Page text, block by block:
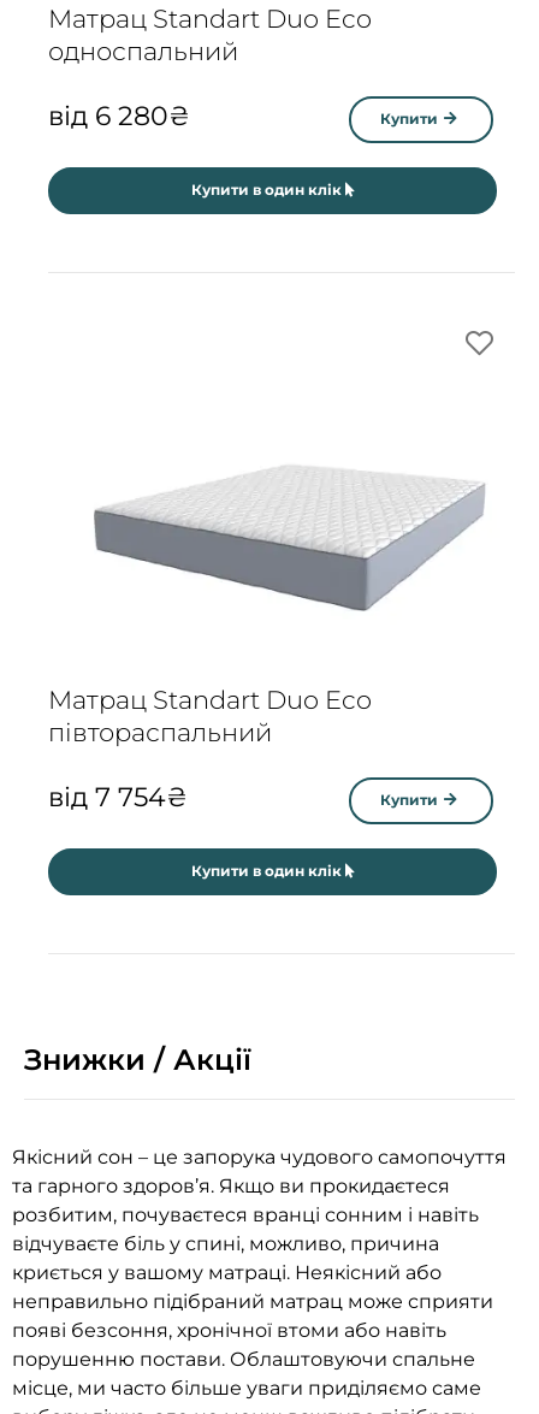
Матрац Standart Duo Eco
односпальний
від 6 280₴ Купити
Купити в один клік
Матрац Standart Duo Eco
півтораспальний
від 7 754₴ Купити
Купити в один клік
Знижки / Акції
Якісний сон – це запорука чудового самопочуття
та гарного здоров’я. Якщо ви прокидаєтеся
розбитим, почуваєтеся вранці сонним і навіть
відчуваєте біль у спині, можливо, причина
криється у вашому матраці. Неякісний або
неправильно підібраний матрац може сприяти
появі безсоння, хронічної втоми або навіть
порушенню постави. Облаштовуючи спальне
місце, ми часто більше уваги приділяємо саме